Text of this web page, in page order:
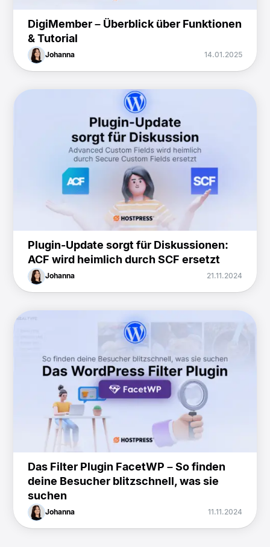
DigiMember – Überblick über Funktionen
& Tutorial
Johanna 14.01.2025
Plugin-Update sorgt für Diskussionen:
ACF wird heimlich durch SCF ersetzt
Johanna 21.11.2024
Das Filter Plugin FacetWP – So finden
deine Besucher blitzschnell, was sie
suchen
Johanna 11.11.2024